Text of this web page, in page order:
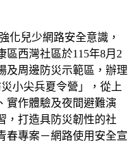
化兒少網路安全意識，
區西灣社區於115年8月2
及周邊防災示範區，辦理
小尖兵夏令營」，從上
實作體驗及夜間避難演
，打造具防災韌性的社
春專案－網路使用安全宣